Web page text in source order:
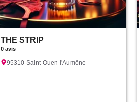
THE STRIP
0 avis
95310 Saint-Ouen-l'Aumône